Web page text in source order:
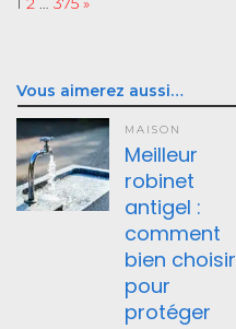
Vous aimerez aussi…
MAISON
Meilleur
robinet
antigel :
comment
bien choisir
pour
protéger